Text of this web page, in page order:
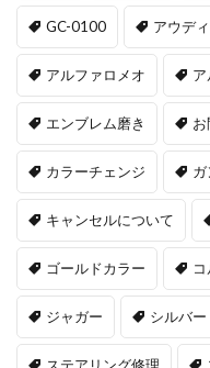
GC-0100 アウディ
アルファロメオ
エンブレム磨き
カラーチェンジ
キャンセルについて
ゴールドカラー
ジャガー シルバー